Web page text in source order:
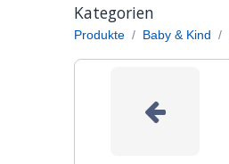
Kategorien
Produkte Baby & Kind